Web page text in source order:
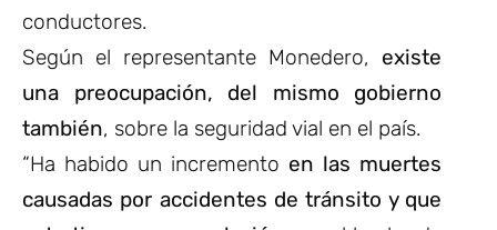
conductores.
Según el representante Monedero, existe
una preocupación, del mismo gobierno
también, sobre la seguridad vial en el país.
“Ha habido un incremento en las muertes
causadas por accidentes de tránsito y que